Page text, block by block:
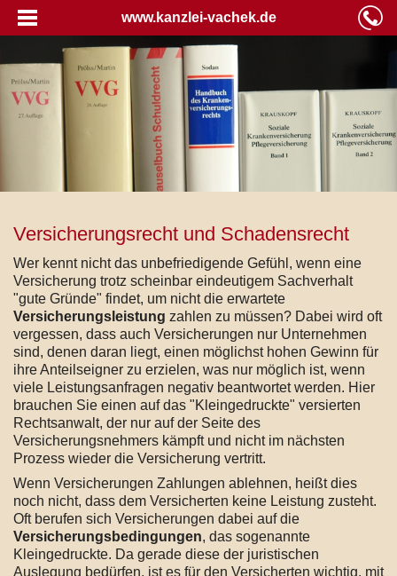
www.kanzlei-vachek.de
Versicherungsrecht und Schadensrecht
Wer kennt nicht das unbefriedigende Gefühl, wenn eine
Versicherung trotz scheinbar eindeutigem Sachverhalt
"gute Gründe" findet, um nicht die erwartete
Versicherungsleistung zahlen zu müssen? Dabei wird oft
vergessen, dass auch Versicherungen nur Unternehmen
sind, denen daran liegt, einen möglichst hohen Gewinn für
ihre Anteilseigner zu erzielen, was nur möglich ist, wenn
viele Leistungsanfragen negativ beantwortet werden. Hier
brauchen Sie einen auf das "Kleingedruckte" versierten
Rechtsanwalt, der nur auf der Seite des
Versicherungsnehmers kämpft und nicht im nächsten
Prozess wieder die Versicherung vertritt.
Wenn Versicherungen Zahlungen ablehnen, heißt dies
noch nicht, dass dem Versicherten keine Leistung zusteht.
Oft berufen sich Versicherungen dabei auf die
Versicherungsbedingungen, das sogenannte
Kleingedruckte. Da gerade diese der juristischen
Auslegung bedürfen, ist es für den Versicherten wichtig, mit